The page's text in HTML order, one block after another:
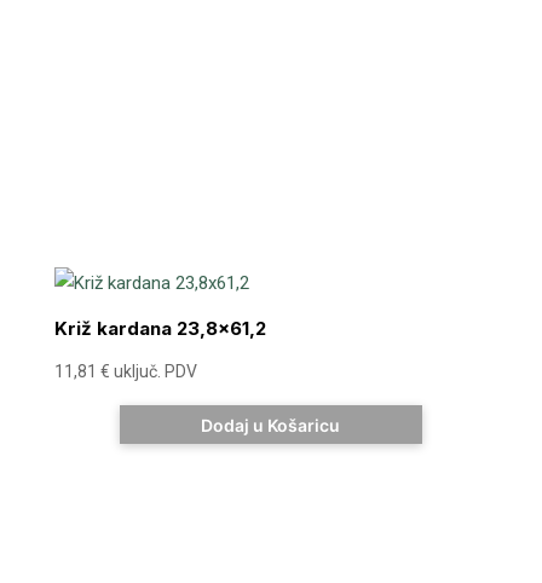
Križ kardana 23,8×61,2
11,81 € uključ. PDV
Dodaj u Košaricu